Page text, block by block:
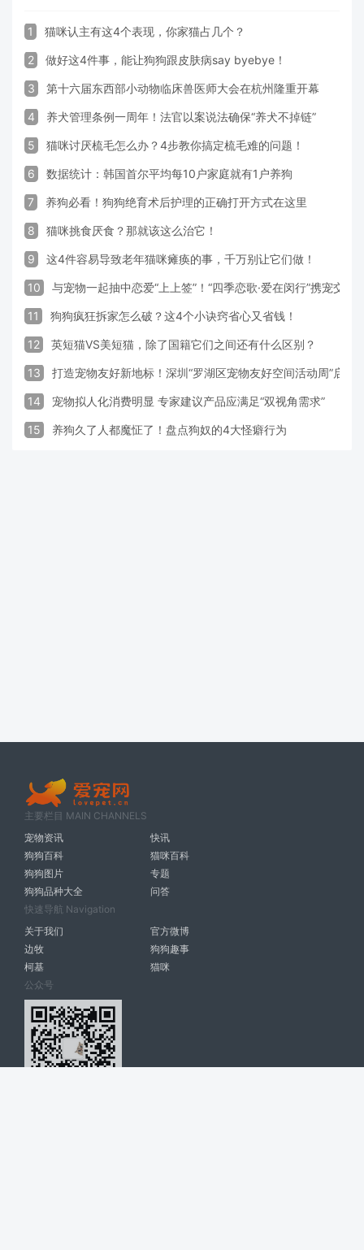
1 猫咪认主有这4个表现，你家猫占几个？
2 做好这4件事，能让狗狗跟皮肤病say byebye！
3 第十六届东西部小动物临床兽医师大会在杭州隆重开幕
4 养犬管理条例一周年！法官以案说法确保“养犬不掉链”
5 猫咪讨厌梳毛怎么办？4步教你搞定梳毛难的问题！
6 数据统计：韩国首尔平均每10户家庭就有1户养狗
7 养狗必看！狗狗绝育术后护理的正确打开方式在这里
8 猫咪挑食厌食？那就该这么治它！
9 这4件容易导致老年猫咪瘫痪的事，千万别让它们做！
10 与宠物一起抽中恋爱“上上签”！“四季恋歌·爱在闵行”携宠交友
11 狗狗疯狂拆家怎么破？这4个小诀窍省心又省钱！
12 英短猫VS美短猫，除了国籍它们之间还有什么区别？
13 打造宠物友好新地标！深圳“罗湖区宠物友好空间活动周”启动
14 宠物拟人化消费明显 专家建议产品应满足“双视角需求”
15 养狗久了人都魔怔了！盘点狗奴的4大怪癖行为
主要栏目 MAIN CHANNELS
宠物资讯
快讯
狗狗百科
猫咪百科
狗狗图片
专题
狗狗品种大全
问答
快速导航 Navigation
关于我们
官方微博
边牧
狗狗趣事
柯基
猫咪
公众号